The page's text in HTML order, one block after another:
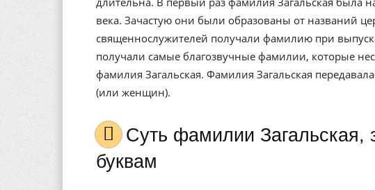
века. Зачастую они были образованы от названий
священнослужителей получали фамилию при
получали самые благозвучные фамилии, которые
фамилия Загальская. Фамилия Загальская
(или женщин).
Cуть фамилии Загальская, значение, расшифровка по
буквам